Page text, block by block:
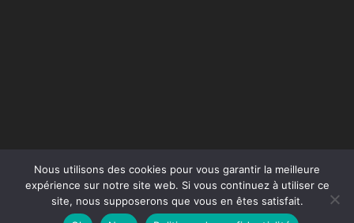
Nous utilisons des cookies pour vous garantir la meilleure
expérience sur notre site web. Si vous continuez à utiliser ce
site, nous supposerons que vous en êtes satisfait.